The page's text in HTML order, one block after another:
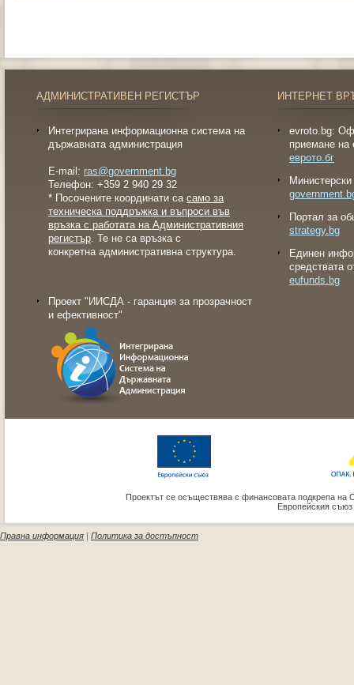
АДМИНИСТРАТИВЕН РЕГИСТЪР
Интегрирана информационна система на
държавната администрация
E-mail: ras@government.bg
Телефон: +359 2 940 29 32
* Посочените координати са само за
техническа поддръжка и въпроси във
връзка с работата на Административния
регистър. Те не са връзка с
конкретна административна структура.
Проект "ИИСДА - гаранция за прозрачност
и ефективност"
ИНТЕРНЕТ
evroto.bg:
приемане на
еврото.бг
Портал за
strategy.bg
Eдинен
средствата
eufunds.bg
Проектът се осъществява с финансовата подкрепа на
Европейския
Правна информация | Политика за достъпност